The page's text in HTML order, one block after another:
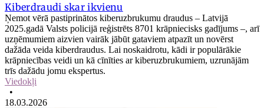
Kiberdraudi skar ikvienu
Ņemot vērā pastiprinātos kiberuzbrukumu draudus – Latvijā
2025.gadā Valsts policijā reģistrēts 8701 krāpniecisks gadījums –, arī
uzņēmumiem aizvien vairāk jābūt gataviem atpazīt un novērst
dažāda veida kiberdraudus. Lai noskaidrotu, kādi ir populārākie
krāpniecības veidi un kā cīnīties ar kiberuzbrukumiem, uzrunājām
trīs dažādu jomu ekspertus.
Viedokļi
•
18.03.2026